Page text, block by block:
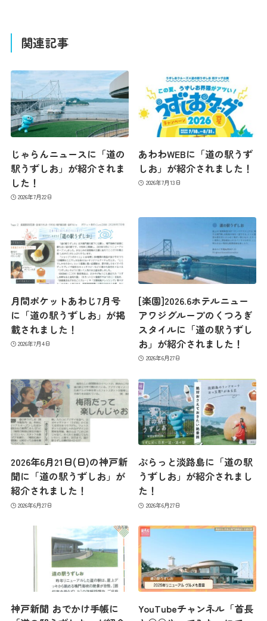
最新情報
コンセプト
コンテンツ
アクセス
館内のご案内
営業カレンダー
関連記事
じゃらんニュースに「道の
駅うずしお」が紹介されま
した！
2026年7月22日
あわわWEBに「道の駅うず
しお」が紹介されました！
2026年7月13日
月間ポケットあわじ7月号
に「道の駅うずしお」が掲
載されました！
2026年7月4日
[楽園]2026.6ホテルニュー
アワジグループのくつろぎ
スタイルに「道の駅うずし
お」が紹介されました！
2026年6月27日
2026年6月21日(日)の神戸新
聞に「道の駅うずしお」が
紹介されました！
2026年6月27日
ぶらっと淡路島に「道の駅
うずしお」が紹介されまし
た！
2026年6月27日
神戸新聞 おでかけ手帳に
YouTubeチャンネル「首長